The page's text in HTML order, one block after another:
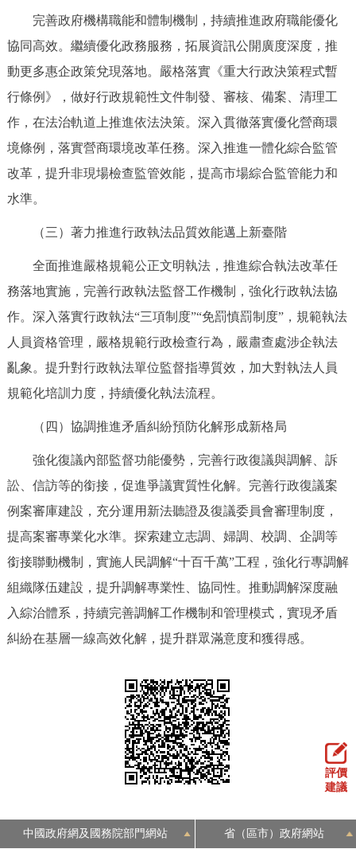
完善政府機構職能和體制機制，持續推進政府職能優化
協同高效。繼續優化政務服務，拓展資訊公開廣度深度，推
動更多惠企政策兌現落地。嚴格落實《重大行政決策程式暫
行條例》，做好行政規範性文件制發、審核、備案、清理工
作，在法治軌道上推進依法決策。深入貫徹落實優化營商環
境條例，落實營商環境改革任務。深入推進一體化綜合監管
改革，提升非現場檢查監管效能，提高市場綜合監管能力和
水準。
（三）著力推進行政執法品質效能邁上新臺階
全面推進嚴格規範公正文明執法，推進綜合執法改革任
務落地實施，完善行政執法監督工作機制，強化行政執法協
作。深入落實行政執法“三項制度”“免罰慎罰制度”，規範執法
人員資格管理，嚴格規範行政檢查行為，嚴肅查處涉企執法
亂象。提升對行政執法單位監督指導質效，加大對執法人員
規範化培訓力度，持續優化執法流程。
（四）協調推進矛盾糾紛預防化解形成新格局
強化復議內部監督功能優勢，完善行政復議與調解、訴
訟、信訪等的銜接，促進爭議實質性化解。完善行政復議案
例案審庫建設，充分運用新法聽證及復議委員會審理制度，
提高案審專業化水準。探索建立志調、婦調、校調、企調等
銜接聯動機制，實施人民調解“十百千萬”工程，強化行專調解
組織隊伍建設，提升調解專業性、協同性。推動調解深度融
入綜治體系，持續完善調解工作機制和管理模式，實現矛盾
糾紛在基層一線高效化解，提升群眾滿意度和獲得感。
評價
建議
中國政府網及國務院部門網站 省（區市）政府網站